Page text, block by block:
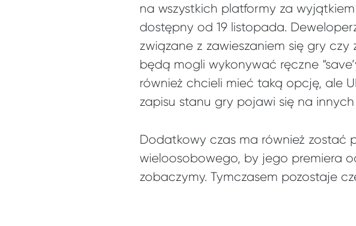
na wszystkich platformy za
dostępny od 19 listopada.
związane z zawieszaniem się gry
będą mogli wykonywać ręczne
również chcieli mieć taką opcję, ale
zapisu stanu gry pojawi się na
Dodatkowy czas ma również zostać
wieloosobowego, by jego premiera
zobaczymy. Tymczasem pozostaje